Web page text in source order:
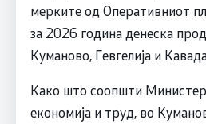
мерките од Оперативниот
за 2026 година денеска
Куманово, Гевгелија и
Како што соопшти
економија и труд, во